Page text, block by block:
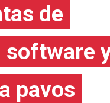
de
software
pavos